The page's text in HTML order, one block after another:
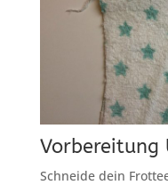
Vorbereitung
Schneide dein